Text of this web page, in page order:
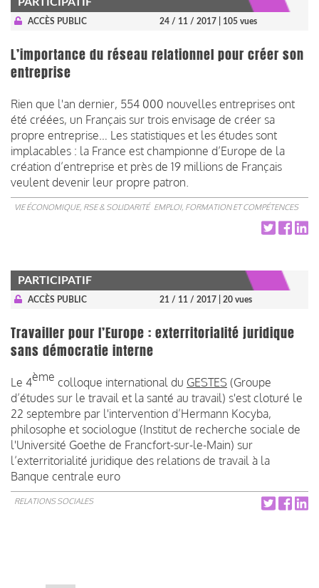
ACCÈS PUBLIC 24 / 11 / 2017 | 105 vues
L’importance du réseau relationnel pour créer son
entreprise
Rien que l'an dernier, 554 000 nouvelles entreprises ont
été créées, un Français sur trois envisage de créer sa
propre entreprise… Les statistiques et les études sont
implacables : la France est championne d’Europe de la
création d’entreprise et près de 19 millions de Français
veulent devenir leur propre patron.
VIE ÉCONOMIQUE, RSE & SOLIDARITÉ EMPLOI, FORMATION ET COMPÉTENCES
PARTICIPATIF
ACCÈS PUBLIC 21 / 11 / 2017 | 20 vues
Travailler pour l’Europe : exterritorialité juridique
sans démocratie interne
Le 4ème colloque international du GESTES (Groupe
d’études sur le travail et la santé au travail) s'est cloturé le
22 septembre par l'intervention d’Hermann Kocyba,
philosophe et sociologue (Institut de recherche sociale de
l'Université Goethe de Francfort-sur-le-Main) sur
l’exterritorialité juridique des relations de travail à la
Banque centrale euro
RELATIONS SOCIALES